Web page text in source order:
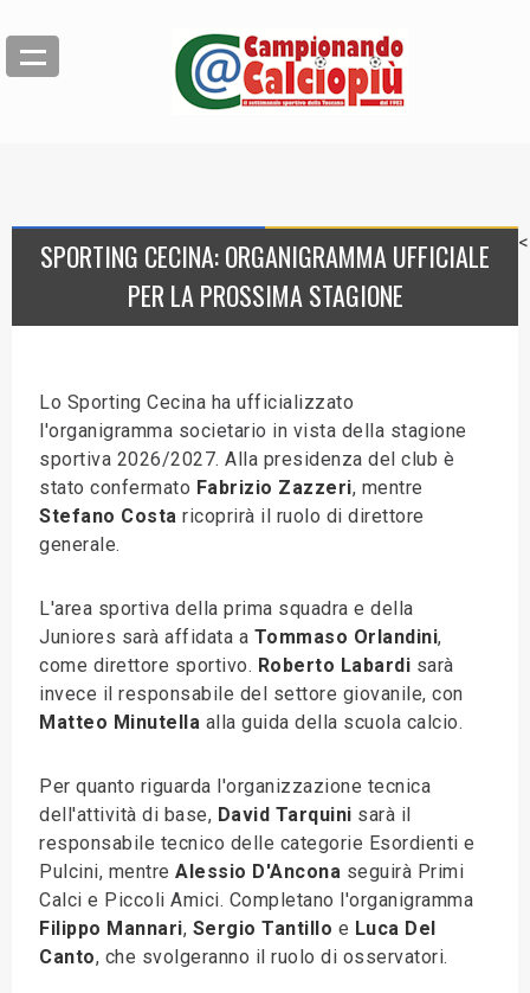
SPORTING CECINA: ORGANIGRAMMA UFFICIALE
PER LA PROSSIMA STAGIONE
Lo Sporting Cecina ha ufficializzato
l'organigramma societario in vista della stagione
sportiva 2026/2027. Alla presidenza del club è
stato confermato Fabrizio Zazzeri, mentre
Stefano Costa ricoprirà il ruolo di direttore
generale.
L'area sportiva della prima squadra e della
Juniores sarà affidata a Tommaso Orlandini,
come direttore sportivo. Roberto Labardi sarà
invece il responsabile del settore giovanile, con
Matteo Minutella alla guida della scuola calcio.
Per quanto riguarda l'organizzazione tecnica
dell'attività di base, David Tarquini sarà il
responsabile tecnico delle categorie Esordienti e
Pulcini, mentre Alessio D'Ancona seguirà Primi
Calci e Piccoli Amici. Completano l'organigramma
Filippo Mannari, Sergio Tantillo e Luca Del
Canto, che svolgeranno il ruolo di osservatori.
<